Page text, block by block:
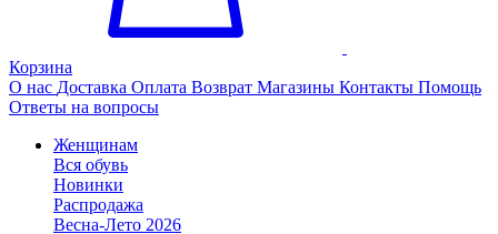
Корзина
О нас Доставка Оплата Возврат Магазины Контакты Помощь
Ответы на вопросы
Женщинам
Вся обувь
Новинки
Распродажа
Весна-Лето 2026